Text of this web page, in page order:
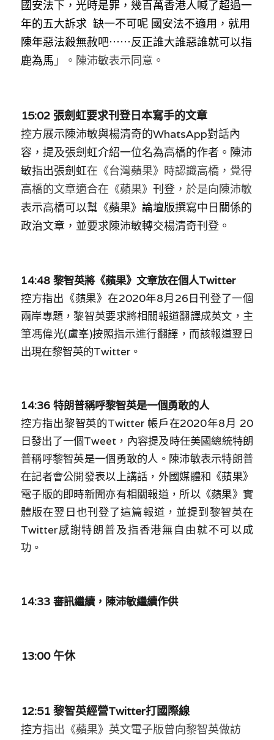
國安法下，光時是罪，幾百萬香港人喊了超過一
年的五大訴求  缺一不可呢 國安法不適用，就用
陳年惡法殺無赦吧⋯⋯反正誰大誰惡誰就可以指
鹿為馬 」 。陳沛敏表示同意。
15:02 張劍虹要求刊登日本寫手的文章
控方展示陳沛敏與楊清奇的WhatsApp對話內
容，提及張劍虹介紹一位名為高橋的作者。陳沛
敏指出張劍虹在《台灣蘋果》時認識高橋，覺得
高橋的文章適合在《蘋果》 刊登 ，於是向陳沛敏
表示高橋可以幫《蘋果》 論壇版撰寫中日關係的
政治文章，並要求陳沛敏轉交楊清奇刊登。
14:48 黎智英將《蘋果》文章放在個人Twitter
控方指出《蘋果》在2020年8月26日刊登了一個
兩岸專題，黎智英要求將相關報道翻譯成英文，主
筆馮偉光(盧峯)按照指示進行翻譯，而該報道翌日
出現在黎智英的Twitter。
14:36 特朗普稱呼黎智英是一個勇敢的人
控方指出黎智英的Twitter 帳戶在2020年8月 20
日發出了一個Tweet，內容提及時任美國總統特朗
普稱呼黎智英是一個勇敢的人。陳沛敏表示特朗普
在記者會公開發表以上講話，外國媒體和《蘋果》
電子版的即時新聞亦有相關報道，所以《蘋果》實
體版在翌日也刊登了這篇報道，並提到黎智英在
Twitter感謝特朗普及指香港無自由就不可以成
功。
14:33 審訊繼續，陳沛敏繼續作供
13:00 午休
12:51 黎智英經營Twitter打國際線
控方指出 《蘋果》英文電子版曾向黎智英做訪